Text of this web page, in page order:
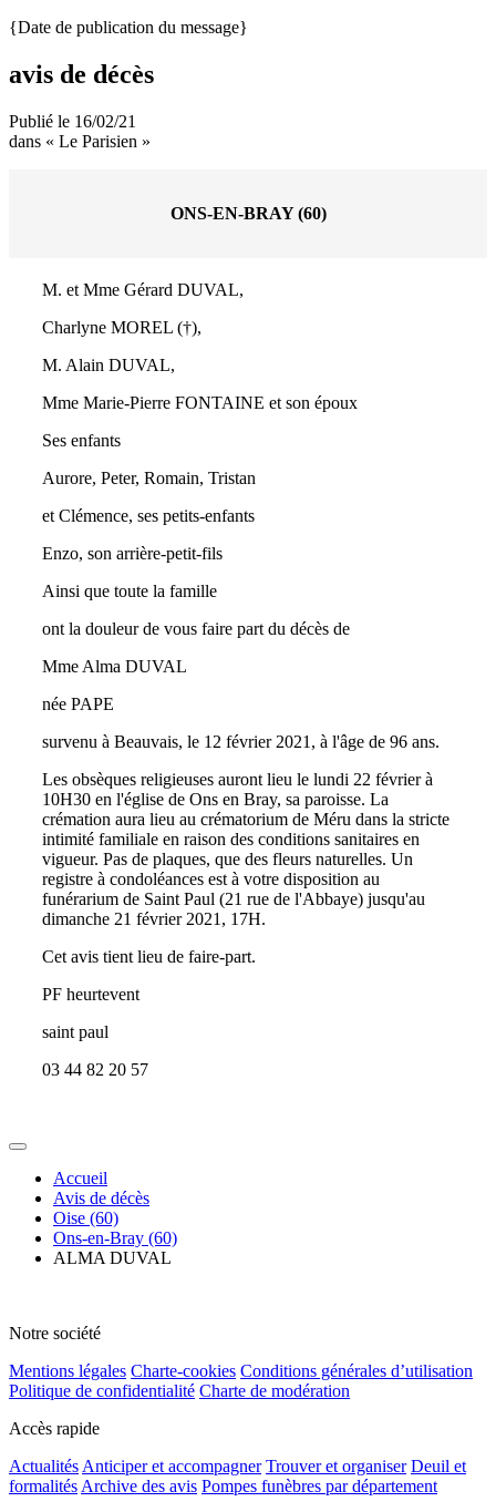
{Date de publication du message}
avis de décès
Publié le 16/02/21
dans « Le Parisien »
ONS-EN-BRAY (60)
M. et Mme Gérard DUVAL,
Charlyne MOREL (†),
M. Alain DUVAL,
Mme Marie-Pierre FONTAINE et son époux
Ses enfants
Aurore, Peter, Romain, Tristan
et Clémence, ses petits-enfants
Enzo, son arrière-petit-fils
Ainsi que toute la famille
ont la douleur de vous faire part du décès de
Mme Alma DUVAL
née PAPE
survenu à Beauvais, le 12 février 2021, à l'âge de 96 ans.
Les obsèques religieuses auront lieu le lundi 22 février à
10H30 en l'église de Ons en Bray, sa paroisse. La
crémation aura lieu au crématorium de Méru dans la stricte
intimité familiale en raison des conditions sanitaires en
vigueur. Pas de plaques, que des fleurs naturelles. Un
registre à condoléances est à votre disposition au
funérarium de Saint Paul (21 rue de l'Abbaye) jusqu'au
dimanche 21 février 2021, 17H.
Cet avis tient lieu de faire-part.
PF heurtevent
saint paul
03 44 82 20 57
Accueil
Avis de décès
Oise (60)
Ons-en-Bray (60)
ALMA DUVAL
Notre société
Mentions légales Charte-cookies Conditions générales d’utilisation
Politique de confidentialité Charte de modération
Accès rapide
Actualités Anticiper et accompagner Trouver et organiser Deuil et
formalités Archive des avis Pompes funèbres par département